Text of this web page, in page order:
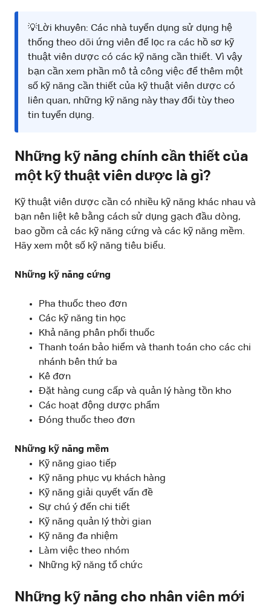
💡Lời khuyên: Các nhà tuyển dụng sử dụng hệ
thống theo dõi ứng viên để lọc ra các hồ sơ kỹ
thuật viên dược có các kỹ năng cần thiết. Vì vậy
bạn cần xem phần mô tả công việc để thêm một
số kỹ năng cần thiết của kỹ thuật viên dược có
liên quan, những kỹ năng này thay đổi tùy theo
tin tuyển dụng.
Những kỹ năng chính cần thiết của
một kỹ thuật viên dược là gì?
Kỹ thuật viên dược cần có nhiều kỹ năng khác nhau và
bạn nên liệt kê bằng cách sử dụng gạch đầu dòng,
bao gồm cả các kỹ năng cứng và các kỹ năng mềm.
Hãy xem một số kỹ năng tiêu biểu.
Những kỹ năng cứng
Pha thuốc theo đơn
Các kỹ năng tin học
Khả năng phân phối thuốc
Thanh toán bảo hiểm và thanh toán cho các chi
nhánh bên thứ ba
Kê đơn
Đặt hàng cung cấp và quản lý hàng tồn kho
Các hoạt động dược phẩm
Đóng thuốc theo đơn
Những kỹ năng mềm
Kỹ năng giao tiếp
Kỹ năng phục vụ khách hàng
Kỹ năng giải quyết vấn đề
Sự chú ý đến chi tiết
Kỹ năng quản lý thời gian
Kỹ năng đa nhiệm
Làm việc theo nhóm
Những kỹ năng tổ chức
Những kỹ năng cho nhân viên mới